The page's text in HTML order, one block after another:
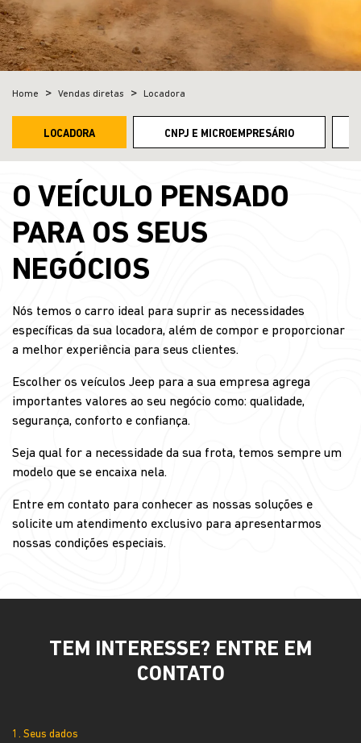
Home Vendas diretas Locadora
CNPJ E MICROEMPRESÁRIO
LOCADORA
O VEÍCULO PENSADO
PARA OS SEUS
NEGÓCIOS
Nós temos o carro ideal para suprir as necessidades
específicas da sua locadora, além de compor e proporcionar
a melhor experiência para seus clientes.
Escolher os veículos Jeep para a sua empresa agrega
importantes valores ao seu negócio como: qualidade,
segurança, conforto e confiança.
Seja qual for a necessidade da sua frota, temos sempre um
modelo que se encaixa nela.
Entre em contato para conhecer as nossas soluções e
solicite um atendimento exclusivo para apresentarmos
nossas condições especiais.
TEM INTERESSE? ENTRE EM
CONTATO
1. Seus dados